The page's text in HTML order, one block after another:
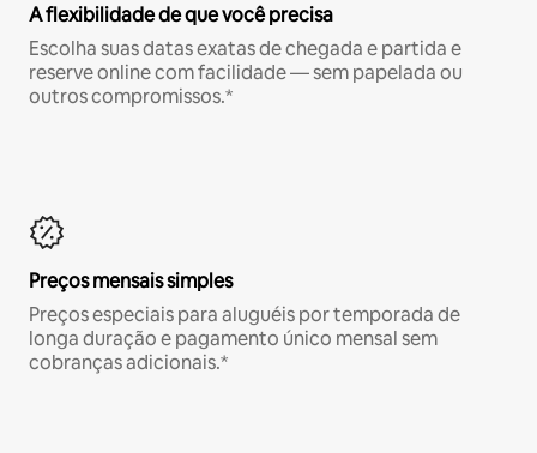
A flexibilidade de que você precisa
Escolha suas datas exatas de chegada e partida e
reserve online com facilidade — sem papelada ou
outros compromissos.*
Preços mensais simples
Preços especiais para aluguéis por temporada de
longa duração e pagamento único mensal sem
cobranças adicionais.*